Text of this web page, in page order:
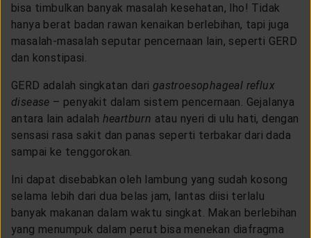
bisa timbulkan banyak masalah kesehatan, lho! Tidak
hanya berat badan rawan kenaikan berlebihan, tapi juga
masalah-masalah seputar pencernaan lain, seperti GERD
dan konstipasi.
GERD adalah singkatan dari gastroesophageal reflux
disease – penyakit dalam sistem pencernaan. Gejalanya
antara lain adalah heartburn atau nyeri di ulu hati, dengan
sensasi rasa sakit dan panas seperti terbakar dari dada
sampai ke tenggorokan.
Ini dapat disebabkan oleh lambung yang sudah kosong
selama lebih dari dua belas jam, lantas diisi terlalu
banyak makanan dalam waktu singkat. Makan berlebihan
yang menumpuk dalam perut bisa menekan diafragma
TENTANG GENERALI
ACARA